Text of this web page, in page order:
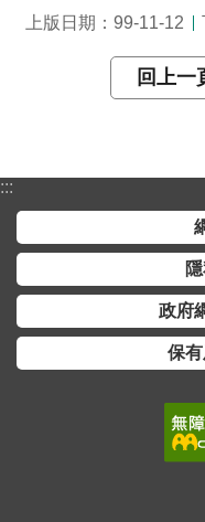
交
網
站
覽
意
上版日期：99-11-12
回上一
:::
政府
保